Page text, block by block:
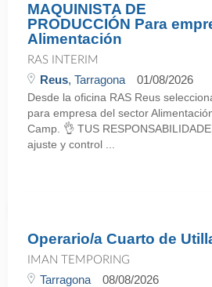
MAQUINISTA DE
PRODUCCIÓN Para
Alimentación
RAS INTERIM
Reus, Tarragona 01/08/2026
Desde la oficina RAS Reus
para empresa del sector
Camp. 👌 TUS
ajuste y control ...
Operario/a Cuarto de
IMAN TEMPORING
Tarragona 08/08/2026